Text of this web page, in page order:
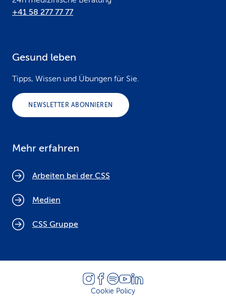
+41 58 277 77 77
Gesund leben
Tipps, Wissen und Übungen für Sie.
NEWSLETTER ABONNIEREN
Mehr erfahren
Arbeiten bei der CSS
Medien
CSS Gruppe
Cookie Policy